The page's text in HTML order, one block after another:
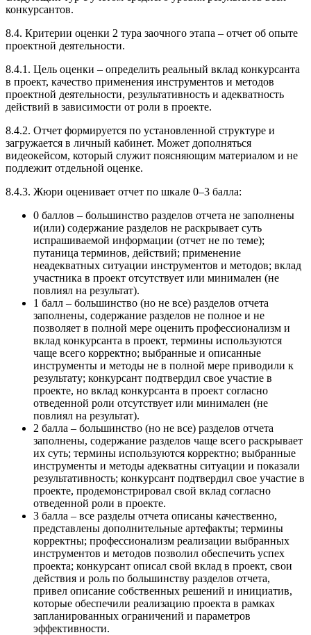
конкурсантов.
8.4. Критерии оценки 2 тура заочного этапа – отчет об опыте
проектной деятельности.
8.4.1. Цель оценки – определить реальный вклад конкурсанта
в проект, качество применения инструментов и методов
проектной деятельности, результативность и адекватность
действий в зависимости от роли в проекте.
8.4.2. Отчет формируется по установленной структуре и
загружается в личный кабинет. Может дополняться
видеокейсом, который служит поясняющим материалом и не
подлежит отдельной оценке.
8.4.3. Жюри оценивает отчет по шкале 0–3 балла:
0 баллов – большинство разделов отчета не заполнены
и(или) содержание разделов не раскрывает суть
испрашиваемой информации (отчет не по теме);
путаница терминов, действий; применение
неадекватных ситуации инструментов и методов; вклад
участника в проект отсутствует или минимален (не
повлиял на результат).
1 балл – большинство (но не все) разделов отчета
заполнены, содержание разделов не полное и не
позволяет в полной мере оценить профессионализм и
вклад конкурсанта в проект, термины используются
чаще всего корректно; выбранные и описанные
инструменты и методы не в полной мере приводили к
результату; конкурсант подтвердил свое участие в
проекте, но вклад конкурсанта в проект согласно
отведенной роли отсутствует или минимален (не
повлиял на результат).
2 балла – большинство (но не все) разделов отчета
заполнены, содержание разделов чаще всего раскрывает
их суть; термины используются корректно; выбранные
инструменты и методы адекватны ситуации и показали
результативность; конкурсант подтвердил свое участие в
проекте, продемонстрировал свой вклад согласно
отведенной роли в проекте.
3 балла – все разделы отчета описаны качественно,
представлены дополнительные артефакты; термины
корректны; профессионализм реализации выбранных
инструментов и методов позволил обеспечить успех
проекта; конкурсант описал свой вклад в проект, свои
действия и роль по большинству разделов отчета,
привел описание собственных решений и инициатив,
которые обеспечили реализацию проекта в рамках
запланированных ограничений и параметров
эффективности.